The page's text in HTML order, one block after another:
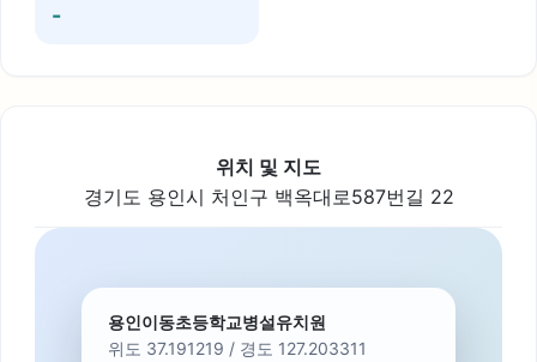
-
위치 및 지도
경기도 용인시 처인구 백옥대로587번길 22
용인이동초등학교병설유치원
위도 37.191219 / 경도 127.203311